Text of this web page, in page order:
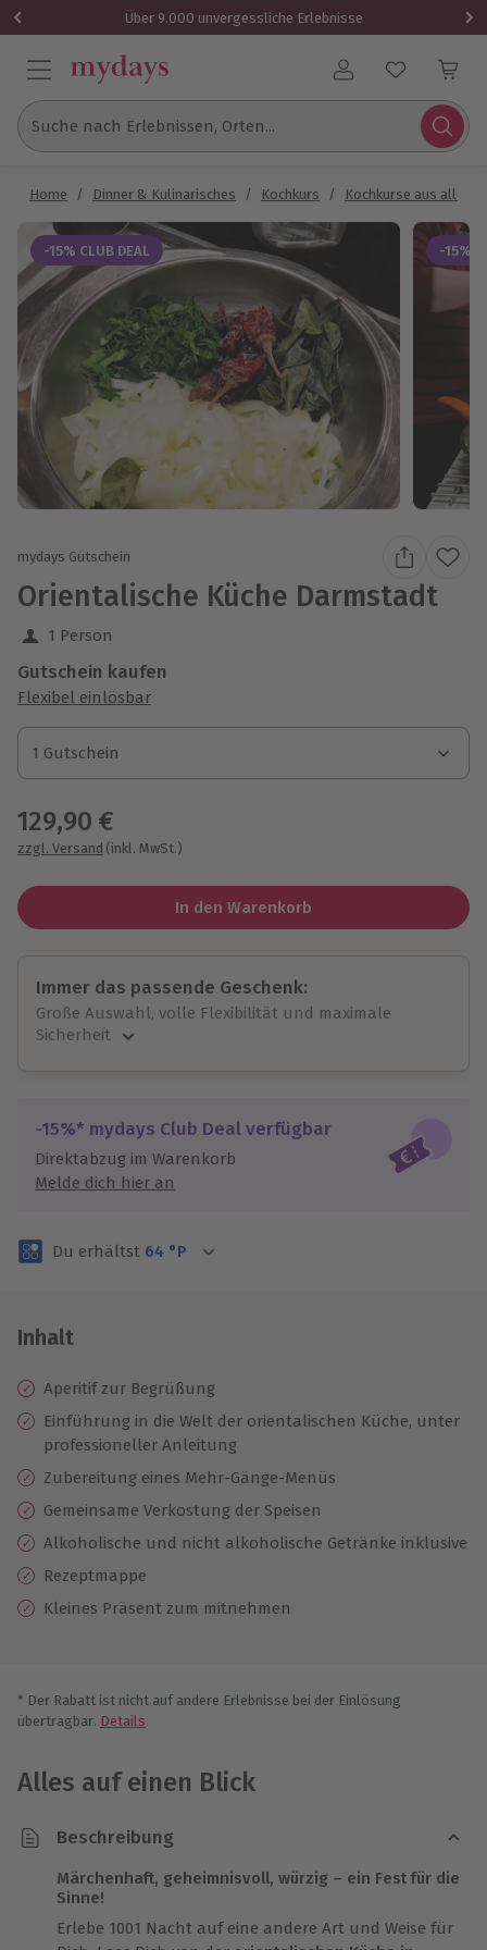
Über 9.000 unvergessliche Erlebnisse
Benutzerkonto
Suche nach Erlebnissen, Orten...
Home / Dinner & Kulinarisches / Kochkurs / Kochkurse aus aller
-15% CLUB DEAL -15%
mydays Gutschein
Orientalische Küche Darmstadt
1 Person
Gutschein kaufen
Flexibel einlösbar
1 Gutschein
1 Gutschein
1 Gutschein
129,90 €
zzgl. Versand (inkl. MwSt.)
In den Warenkorb
Immer das passende Geschenk:
Große Auswahl, volle Flexibilität und maximale
Sicherheit
Jeder Gutschein für alle Erlebnisse einlösbar.
Maximale Sicherheit
3 Jahre gültig & verlängerbar.
-15%* mydays Club Deal verfügbar
Direktabzug im Warenkorb
Melde dich hier an
Du erhältst 64 °P
Inhalt
Aperitif zur Begrüßung
Einführung in die Welt der orientalischen Küche, unter
professioneller Anleitung
Zubereitung eines Mehr-Gänge-Menüs
Gemeinsame Verkostung der Speisen
Alkoholische und nicht alkoholische Getränke inklusive
Rezeptmappe
Kleines Präsent zum mitnehmen
* Der Rabatt ist nicht auf andere Erlebnisse bei der Einlösung
übertragbar. Details
Alles auf einen Blick
Beschreibung
Märchenhaft, geheimnisvoll, würzig – ein Fest für die
Sinne!
Erlebe 1001 Nacht auf eine andere Art und Weise für